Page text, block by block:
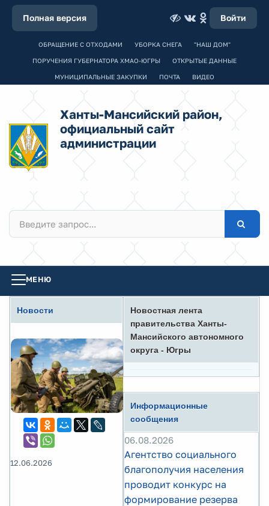
Полная версия Войти
ОБРАЩЕНИЕ С ОТХОДАМИ УБОРКА СНЕГА "НАШ ДОМ"
ПОРУЧЕНИЯ ГУБЕРНАТОРА ХМАО-ЮГРЫ ОТКРЫТЫЕ ДАННЫЕ
МУНИЦИПАЛЬНЫЕ ЗАКУПКИ ПОЧТА ВИДЕО
Ханты-Мансийский район,
официальный сайт
администрации
МЕНЮ
Новости
12.06.2026
Новостная лента
правительства Ханты-
Мансийского автономного
округа - Югры
Информационные
сообщения
06.08.2026
Агентство социального
благополучия населения
проводит конкурс на
формирование резерва